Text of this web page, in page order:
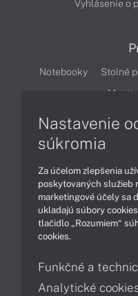
Vyhlásenie o
Notebooky Stolné
Podpora a servis
Nastavenie
súkromia
Za účelom zlepšenia
poskytovaných služieb
marketingové účely sa
ukladajú súbory
tlačidlo „Rozumiem“
cookies.
Funkčné a
Analytické